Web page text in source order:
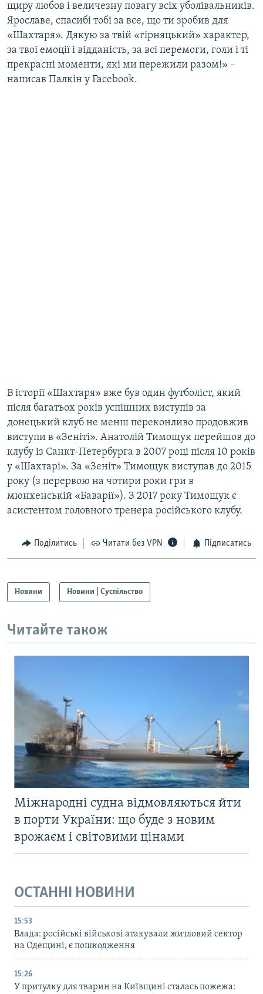
щиру любов і величезну повагу всіх уболівальників.
Ярославе, спасибі тобі за все, що ти зробив для
«Шахтаря». Дякую за твій «гірняцький» характер,
за твої емоції і відданість, за всі перемоги, голи і ті
прекрасні моменти, які ми пережили разом!» –
написав Палкін у Facebook.
В історії «Шахтаря» вже був один футболіст, який
після багатьох років успішних виступів за
донецький клуб не менш переконливо продовжив
виступи в «Зеніті». Анатолій Тимощук перейшов до
клубу із Санкт-Петербурга в 2007 році після 10 років
у «Шахтарі». За «Зеніт» Тимощук виступав до 2015
року (з перервою на чотири роки гри в
мюнхенській «Баварії»). З 2017 року Тимощук є
асистентом головного тренера російського клубу.
Поділитись Читати без VPN Підписатись
Новини Новини | Суспільство
Читайте також
Міжнародні судна відмовляються йти
в порти України: що буде з новим
врожаєм і світовими цінами
ОСТАННІ НОВИНИ
15:53
Влада: російські військові атакували житловий сектор
на Одещині, є пошкодження
15:26
У притулку для тварин на Київщині сталась пожежа: